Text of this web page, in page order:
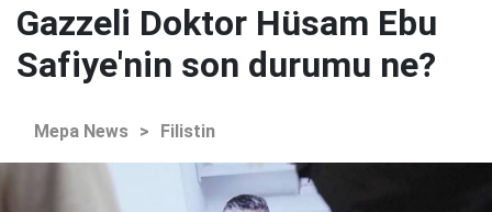
Gazzeli Doktor Hüsam Ebu
Safiye'nin son durumu ne?
Mepa News > Filistin